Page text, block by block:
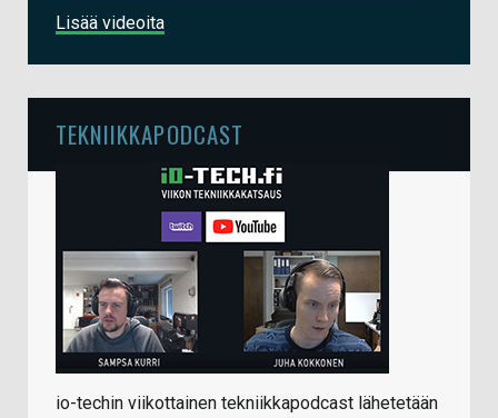
Lisää videoita
TEKNIIKKAPODCAST
io-techin viikottainen tekniikkapodcast lähetetään